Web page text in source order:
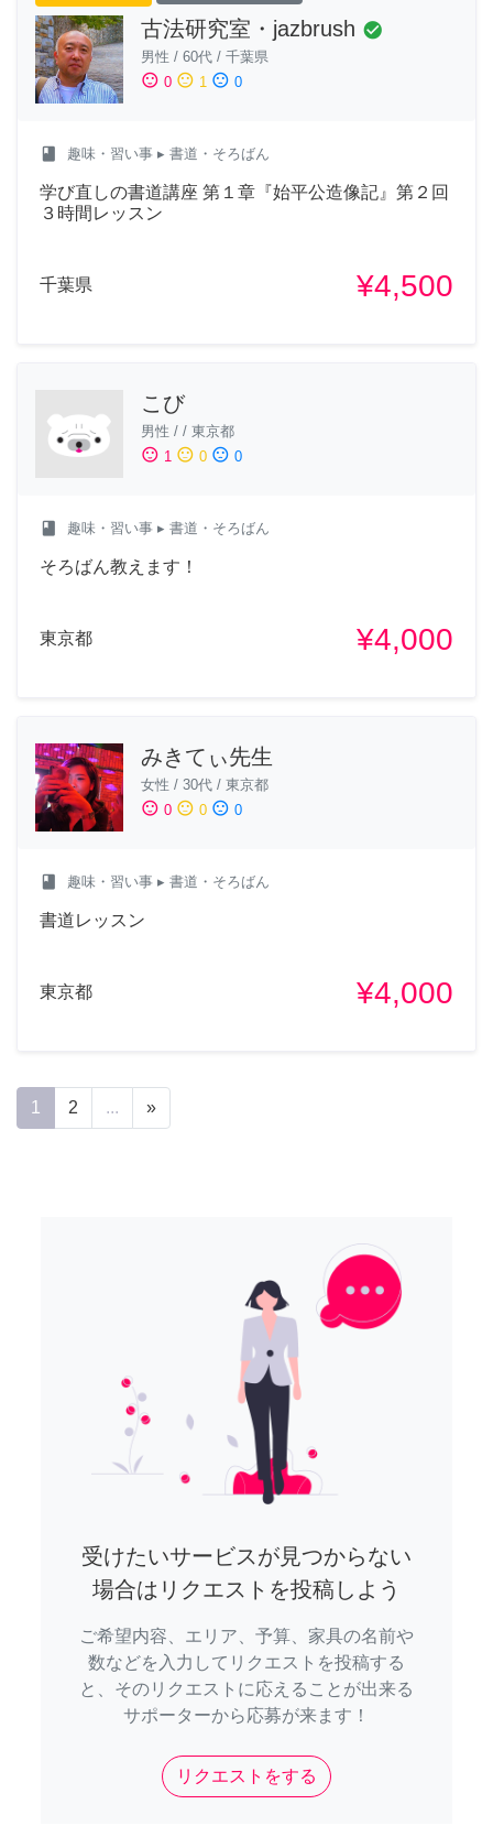
古法研究室・jazbrush check_circle
男性 / 60代 / 千葉県
sentiment_satisfied 0 sentiment_neutral 1 sentiment_dissatisfied 0
class 趣味・習い事 ▸ 書道・そろばん
学び直しの書道講座 第１章『始平公造像記』第２回
３時間レッスン
千葉県 ¥4,500
こび
男性 / / 東京都
sentiment_satisfied 1 sentiment_neutral 0 sentiment_dissatisfied 0
class 趣味・習い事 ▸ 書道・そろばん
そろばん教えます！
東京都 ¥4,000
みきてぃ先生
女性 / 30代 / 東京都
sentiment_satisfied 0 sentiment_neutral 0 sentiment_dissatisfied 0
class 趣味・習い事 ▸ 書道・そろばん
書道レッスン
東京都 ¥4,000
1 2 ... »
受けたいサービスが見つからない
場合はリクエストを投稿しよう
ご希望内容、エリア、予算、家具の名前や
数などを入力してリクエストを投稿する
と、そのリクエストに応えることが出来る
サポーターから応募が来ます！
リクエストをする